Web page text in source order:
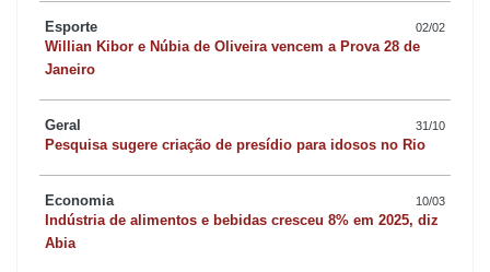
desentendimento na agência há alguns dias que precisou até de
intervenção policial. O fato deixou os médicos peritos ainda mais
assustados e, por isso, existe a possibilidade de paralisação das
perícias”.
IVAIPORÃ
Esporte 02/02
Willian Kibor e Núbia de Oliveira vencem a Prova 28 de
Janeiro
Geral 31/10
Pesquisa sugere criação de presídio para idosos no Rio
Economia 10/03
Indústria de alimentos e bebidas cresceu 8% em 2025, diz
Abia